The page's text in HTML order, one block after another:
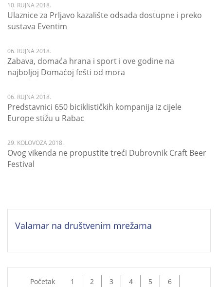
10. RUJNA 2018.
Ulaznice za Prljavo kazalište odsada dostupne i preko
sustava Eventim
06. RUJNA 2018.
Zabava, domaća hrana i sport i ove godine na
najboljoj Domaćoj fešti od mora
06. RUJNA 2018.
Predstavnici 650 biciklističkih kompanija iz cijele
Europe stižu u Rabac
29. KOLOVOZA 2018.
Ovog vikenda ne propustite treći Dubrovnik Craft Beer
Festival
Valamar na društvenim mrežama
Početak 1 2 3 4 5
6